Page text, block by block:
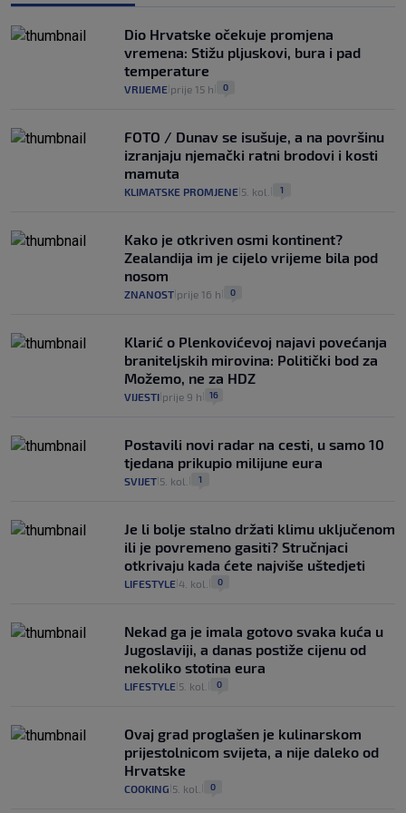
Dio Hrvatske očekuje promjena
vremena: Stižu pljuskovi, bura i pad
temperature
VRIJEME prije 15 h 0
FOTO / Dunav se isušuje, a na površinu
izranjaju njemački ratni brodovi i kosti
mamuta
KLIMATSKE PROMJENE 5. kol. 1
Kako je otkriven osmi kontinent?
Zealandija im je cijelo vrijeme bila pod
nosom
ZNANOST prije 16 h 0
Klarić o Plenkovićevoj najavi povećanja
braniteljskih mirovina: Politički bod za
Možemo, ne za HDZ
VIJESTI prije 9 h 16
Postavili novi radar na cesti, u samo 10
tjedana prikupio milijune eura
SVIJET 5. kol. 1
Je li bolje stalno držati klimu uključenom
ili je povremeno gasiti? Stručnjaci
otkrivaju kada ćete najviše uštedjeti
LIFESTYLE 4. kol. 0
Nekad ga je imala gotovo svaka kuća u
Jugoslaviji, a danas postiže cijenu od
nekoliko stotina eura
LIFESTYLE 5. kol. 0
Ovaj grad proglašen je kulinarskom
prijestolnicom svijeta, a nije daleko od
Hrvatske
COOKING 5. kol. 0